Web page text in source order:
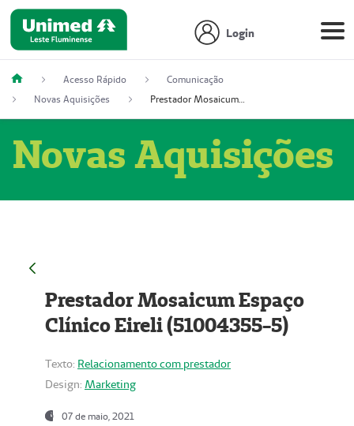
Login
Acesso Rápido
Comunicação
Novas Aquisições
Prestador Mosaicum Espaço Clínico Eireli (51004355-5)
Novas Aquisições
Prestador Mosaicum Espaço
Clínico Eireli (51004355-5)
Texto: Relacionamento com prestador
Design: Marketing
07 de maio, 2021